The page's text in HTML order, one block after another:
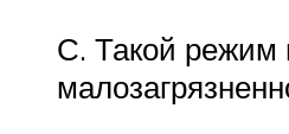
С. Такой режим